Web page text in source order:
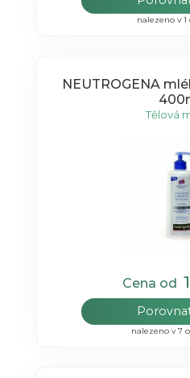
nalezeno v 1
NEUTROGENA
Tělová
Cena od
nalezeno v 7